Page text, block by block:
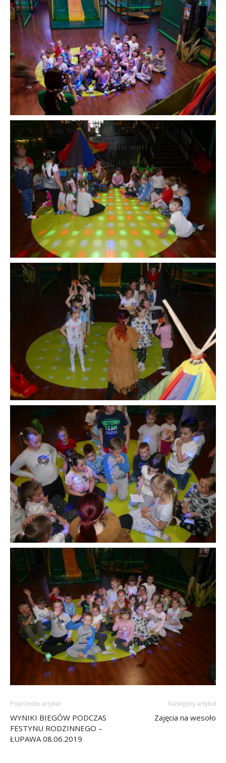
Poprzedni artykuł
WYNIKI BIEGÓW PODCZAS
FESTYNU RODZINNEGO –
ŁUPAWA 08.06.2019
Następny artykuł
Zajęcia na wesoło